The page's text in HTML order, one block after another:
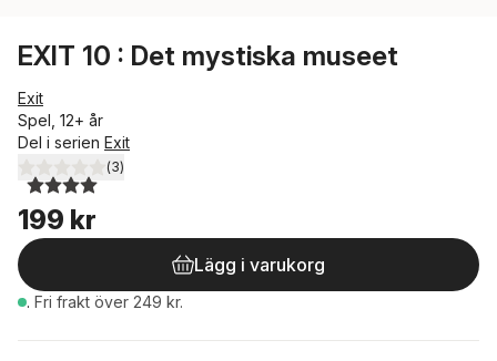
EXIT 10 : Det mystiska museet
Exit
Spel, 12+ år
Del i serien Exit
4,0utav 5 stjärnor. Totalt antal röster:
(3)
199 kr
Lägg i varukorg
. Fri frakt över 249 kr.